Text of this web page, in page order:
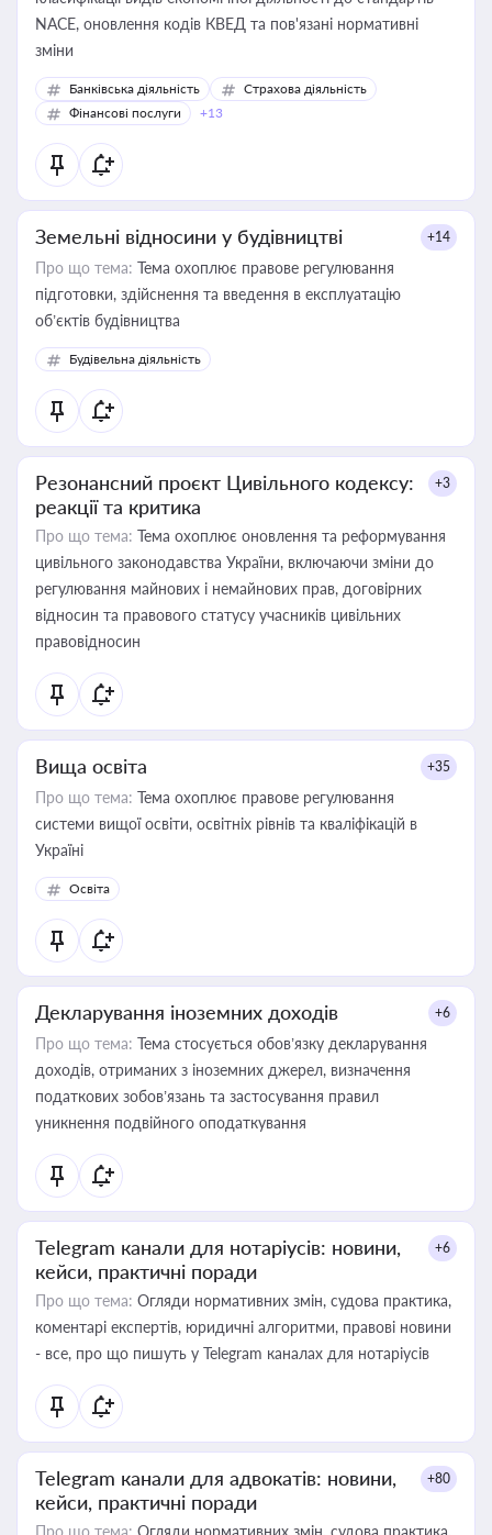
NACE, оновлення кодів КВЕД та пов'язані нормативні
зміни
Банківська діяльність
Страхова діяльність
Фінансові послуги
+13
Земельні відносини у будівництві +14
Про що тема: Тема охоплює правове регулювання
підготовки, здійснення та введення в експлуатацію
об’єктів будівництва
Будівельна діяльність
Резонансний проєкт Цивільного кодексу:
реакції та критика
+3
Про що тема: Тема охоплює оновлення та реформування
цивільного законодавства України, включаючи зміни до
регулювання майнових і немайнових прав, договірних
відносин та правового статусу учасників цивільних
правовідносин
Вища освіта +35
Про що тема: Тема охоплює правове регулювання
системи вищої освіти, освітніх рівнів та кваліфікацій в
Україні
Освіта
Декларування іноземних доходів +6
Про що тема: Тема стосується обов’язку декларування
доходів, отриманих з іноземних джерел, визначення
податкових зобов’язань та застосування правил
уникнення подвійного оподаткування
Telegram канали для нотаріусів: новини,
кейси, практичні поради
+6
Про що тема: Огляди нормативних змін, судова практика,
коментарі експертів, юридичні алгоритми, правові новини
- все, про що пишуть у Telegram каналах для нотаріусів
Telegram канали для адвокатів: новини,
кейси, практичні поради
+80
Про що тема: Огляди нормативних змін, судова практика,